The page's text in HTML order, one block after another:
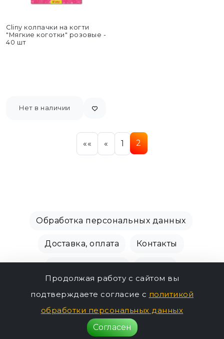
Cliny колпачки на когти
"Мягкие коготки" розовые -
40 шт
Нет в наличии
«« « 1 2
Обработка персональных данных
Доставка, оплата Контакты
Продолжая работу с сайтом вы
подтверждаете согласие с политикой
обработки персональных данных
Согласен